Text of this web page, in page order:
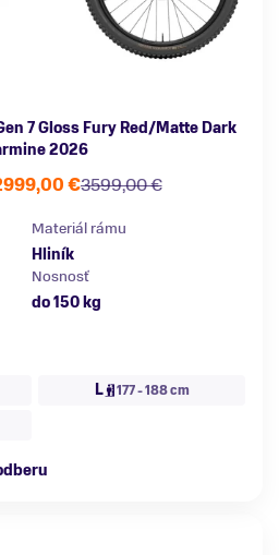
7 Gloss Fury Red/Matte Dark
2026
3599,00 €
€
Materiál rámu
Hliník
Nosnosť
do 150 kg
L 177 - 188 cm